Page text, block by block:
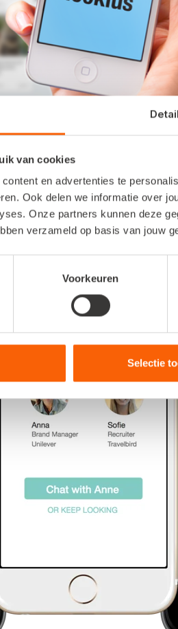
van cookies
en advertenties te
Ook delen we informatie over
Onze partners kunnen deze
verzameld op basis van jouw
Voorkeuren
Selectie
je met anderen in contact
voorwerpen etc.